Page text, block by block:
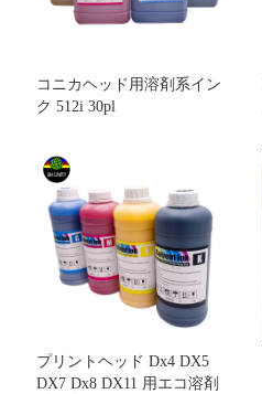
コニカヘッド用溶剤系イン
ク 512i 30pl
プリントヘッド Dx4 DX5
DX7 Dx8 DX11 用エコ溶剤